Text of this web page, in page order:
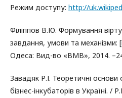
Режим доступу: http://
Філіппов В.Ю. Формування
завдання, умови та механізми:
Одеса: Вид-во «ВМВ», 2014.
Завадяк Р.І. Теоретичні
бізнес-інкубаторів в Україні. /